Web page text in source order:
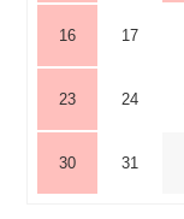
16 17
23 24
30 31